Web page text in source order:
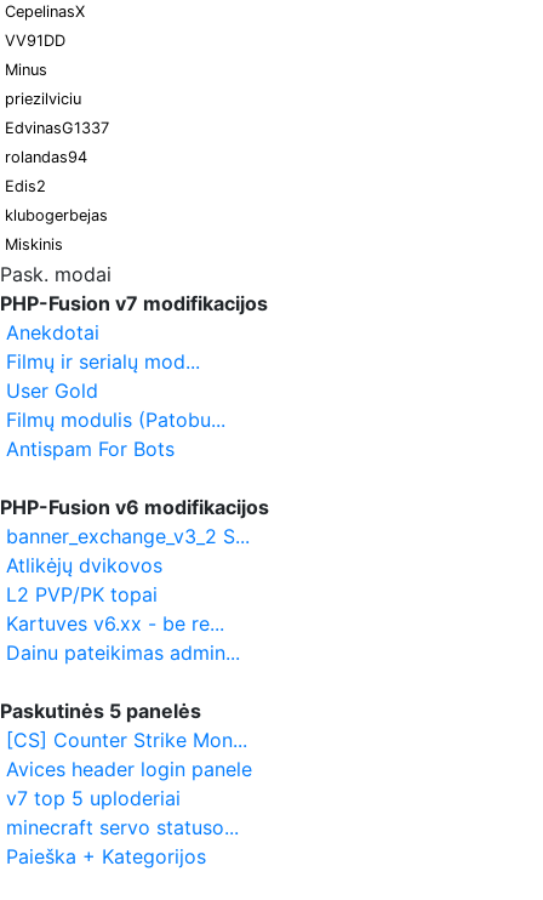
CepelinasX
VV91DD
Minus
priezilviciu
EdvinasG1337
rolandas94
Edis2
klubogerbejas
Miskinis
Pask. modai
PHP-Fusion v7 modifikacijos
Anekdotai
Filmų ir serialų mod...
User Gold
Filmų modulis (Patobu...
Antispam For Bots
PHP-Fusion v6 modifikacijos
banner_exchange_v3_2 S...
Atlikėjų dvikovos
L2 PVP/PK topai
Kartuves v6.xx - be re...
Dainu pateikimas admin...
Paskutinės 5 panelės
[CS] Counter Strike Mon...
Avices header login panele
v7 top 5 uploderiai
minecraft servo statuso...
Paieška + Kategorijos